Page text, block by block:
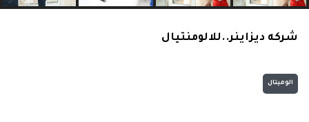
شركه ديزاينر..للالومنتيال
الوميتال